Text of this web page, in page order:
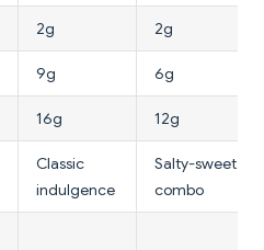
2g 2g
9g 6g
16g 12g
Classic
indulgence
Salty-sweet
combo